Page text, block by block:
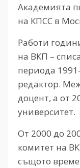
Академията
на КПСС в
Работи
на ВКП –
периода
редактор.
доцент, а от
университет.
От 2000 до
комитет на
същото